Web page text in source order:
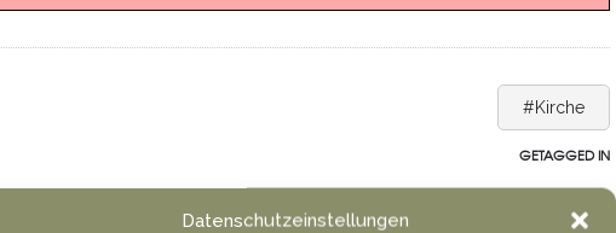
Datenschutzeinstellungen
#Kirche
GETAGGED IN